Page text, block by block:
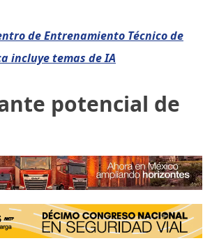
de Entrenamiento Técnico de
incluye temas de IA
potencial de